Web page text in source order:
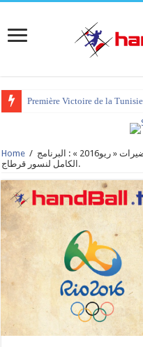
Première Victoire de la
tournoi international
Home / تحضيرات « ريو2016 » : البرنامج
الكامل لنسور قرطاج.